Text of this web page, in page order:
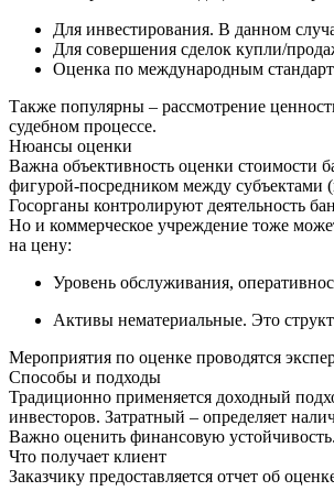
Для инвестирования. В данном
Для совершения сделок купли/
Оценка по международным
Также популярны – рассмотрение
судебном процессе.
Нюансы оценки
Важна объективность оценки стоимости
фигурой-посредником между субъектами
Госорганы контролируют деятельность
Но и коммерческое учреждение тоже
на цену:
Уровень обслуживания,
Активы нематериальные. Это
Мероприятия по оценке проводятся
Способы и подходы
Традиционно применяется доходный
инвесторов. Затратный – определяет
Важно оценить финансовую
Что получает клиент
Заказчику предоставляется отчет об